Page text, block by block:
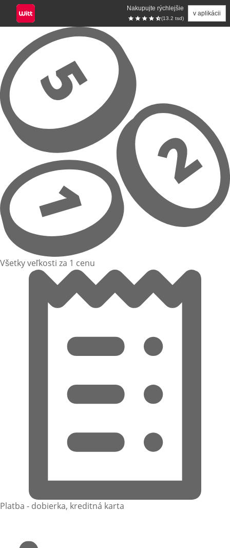
Nakupujte rýchlejšie
(13.2 tsd)
v aplikácii
Prejsť na hlavný obsah
Všetky veľkosti za 1 cenu
Platba - dobierka, kreditná karta